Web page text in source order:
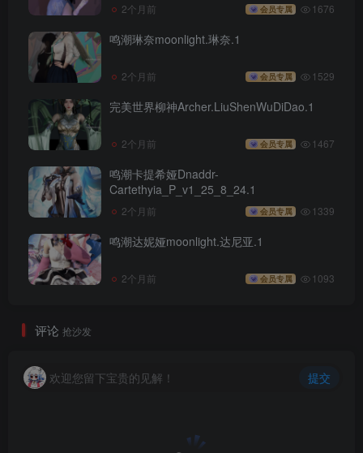
2个月前 会员专属 1676
鸣潮琳奈moonlight.琳奈.1
2个月前 会员专属 1529
完美世界柳神Archer.LiuShenWuDiDao.1
2个月前 会员专属 1467
鸣潮卡提希娅Dnaddr-
Cartethyia_P_v1_25_8_24.1
2个月前 会员专属 1339
鸣潮达妮娅moonlight.达尼亚.1
2个月前 会员专属 1093
评论 抢沙发
欢迎您留下宝贵的见解！ 提交